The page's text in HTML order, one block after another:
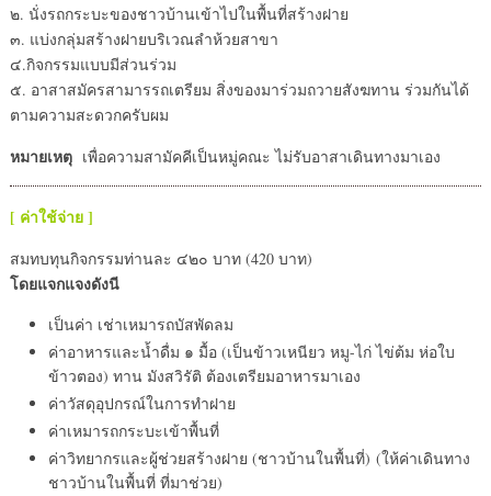
๒. นั่งรถกระบะของชาวบ้านเข้าไปในพื้นที่สร้างฝาย
๓. แบ่งกลุ่มสร้างฝายบริเวณลำห้วยสาขา
๔.กิจกรรมแบบมีส่วนร่วม
๕. อาสาสมัครสามารรถเตรียม สิ่งของมาร่วมถวายสังฆทาน ร่วมกันได้
ตามความสะดวกครับผม
หมายเหตุเพื่อความสามัคคีเป็นหมู่คณะ ไม่รับอาสาเดินทางมาเอง
[ ค่าใช้จ่าย ]
สมทบทุนกิจกรรมท่านละ ๔๒๐ บาท (420 บาท)
โดยแจกแจงดังนี
เป็นค่า เช่าเหมารถบัสพัดลม
ค่าอาหารและน้ำดื่ม ๑ มื้อ (เป็นข้าวเหนียว หมู-ไก่ ไข่ต้ม ห่อใบ
ข้าวตอง) ทาน มังสวิรัติ ต้องเตรียมอาหารมาเอง
ค่าวัสดุอุปกรณ์ในการทำฝาย
ค่าเหมารถกระบะเข้าพื้นที่
ค่าวิทยากรและผู้ช่วยสร้างฝาย (ชาวบ้านในพื้นที่) (ให้ค่าเดินทาง
ชาวบ้านในพื้นที่ ที่มาช่วย)